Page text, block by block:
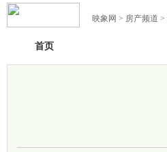
映象网 > 房产频道 >
首页